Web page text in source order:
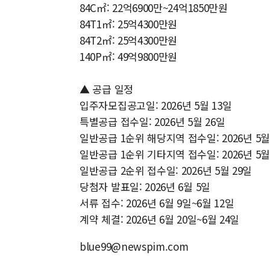
84C㎡: 22억6900만~24억1850만원
84T1㎡: 25억4300만원
84T2㎡: 25억4300만원
140P㎡: 49억9800만원
▲ 공급 일정
입주자모집공고일: 2026년 5월 13일
특별공급 접수일: 2026년 5월 26일
일반공급 1순위 해당지역 접수일: 2026년 5
일반공급 1순위 기타지역 접수일: 2026년 5
일반공급 2순위 접수일: 2026년 5월 29일
당첨자 발표일: 2026년 6월 5일
서류 접수: 2026년 6월 9일~6월 12일
계약 체결: 2026년 6월 20일~6월 24일
blue99@newspim.com